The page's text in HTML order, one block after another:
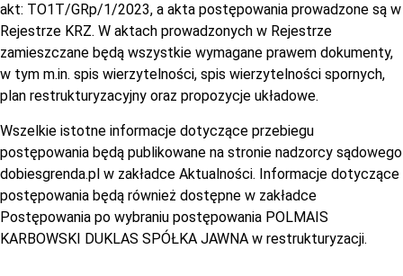
akt: TO1T/GRp/1/2023, a akta postępowania prowadzone są w
Rejestrze KRZ. W aktach prowadzonych w Rejestrze
zamieszczane będą wszystkie wymagane prawem dokumenty,
w tym m.in. spis wierzytelności, spis wierzytelności spornych,
plan restrukturyzacyjny oraz propozycje układowe.
Wszelkie istotne informacje dotyczące przebiegu
postępowania będą publikowane na stronie nadzorcy sądowego
dobiesgrenda.pl w zakładce Aktualności. Informacje dotyczące
postępowania będą również dostępne w zakładce
Postępowania po wybraniu postępowania POLMAIS
KARBOWSKI DUKLAS SPÓŁKA JAWNA w restrukturyzacji.